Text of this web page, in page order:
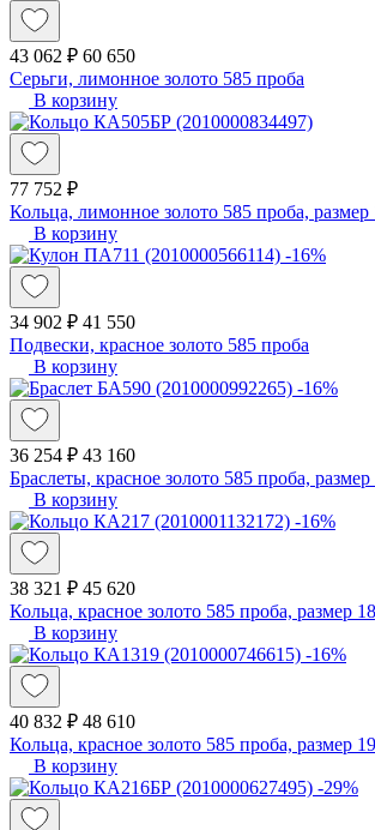
43 062 ₽ 60 650
Серьги, лимонное золото 585 проба
В корзину
77 752 ₽
Кольца, лимонное золото 585 проба, размер
В корзину
-16%
34 902 ₽ 41 550
Подвески, красное золото 585 проба
В корзину
-16%
36 254 ₽ 43 160
Браслеты, красное золото 585 проба, размер
В корзину
-16%
38 321 ₽ 45 620
Кольца, красное золото 585 проба, размер
В корзину
-16%
40 832 ₽ 48 610
Кольца, красное золото 585 проба, размер 19
В корзину
-29%